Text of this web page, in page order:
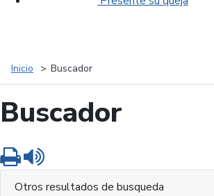
Inicio Buscador
Buscador
Imprimir
Otros resultados de busqueda